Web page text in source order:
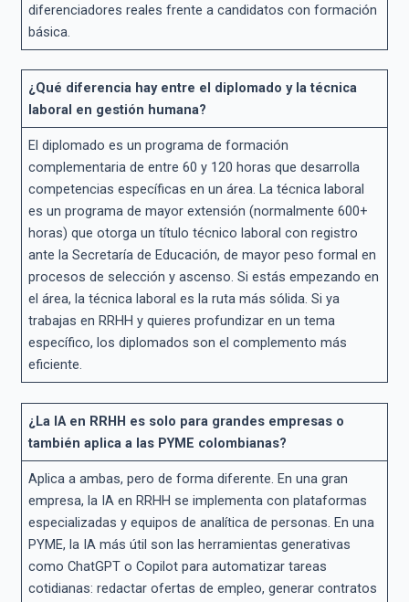
diferenciadores reales frente a candidatos con formación
básica.
¿Qué diferencia hay entre el diplomado y la técnica
laboral en gestión humana?
El diplomado es un programa de formación
complementaria de entre 60 y 120 horas que desarrolla
competencias específicas en un área. La técnica laboral
es un programa de mayor extensión (normalmente 600+
horas) que otorga un título técnico laboral con registro
ante la Secretaría de Educación, de mayor peso formal en
procesos de selección y ascenso. Si estás empezando en
el área, la técnica laboral es la ruta más sólida. Si ya
trabajas en RRHH y quieres profundizar en un tema
específico, los diplomados son el complemento más
eficiente.
¿La IA en RRHH es solo para grandes empresas o
también aplica a las PYME colombianas?
Aplica a ambas, pero de forma diferente. En una gran
empresa, la IA en RRHH se implementa con plataformas
especializadas y equipos de analítica de personas. En una
PYME, la IA más útil son las herramientas generativas
como ChatGPT o Copilot para automatizar tareas
cotidianas: redactar ofertas de empleo, generar contratos